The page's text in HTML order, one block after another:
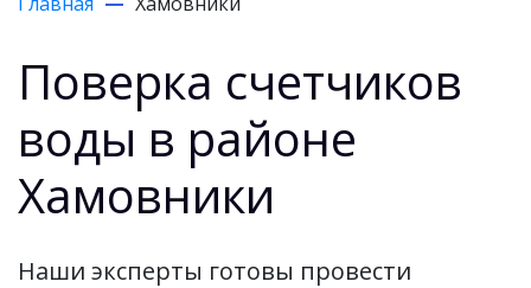
Поверка счетчиков
воды в районе
Хамовники
Наши эксперты готовы провести